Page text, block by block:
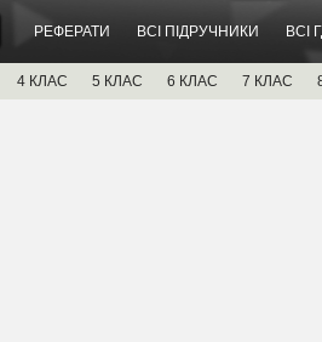
РЕФЕРАТИ ВСІ ПІДРУЧНИКИ ВСІ
4 КЛАС 5 КЛАС 6 КЛАС 7 КЛАС